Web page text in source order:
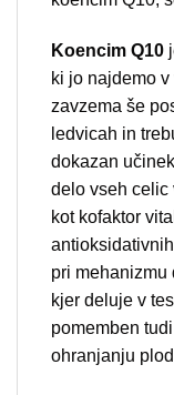
Koencim Q10
ki jo najdemo
zavzema še
ledvicah in
dokazan
delo vseh celic
kot kofaktor
pri mehanizmu
kjer deluje v
pomemben
ohranjanju